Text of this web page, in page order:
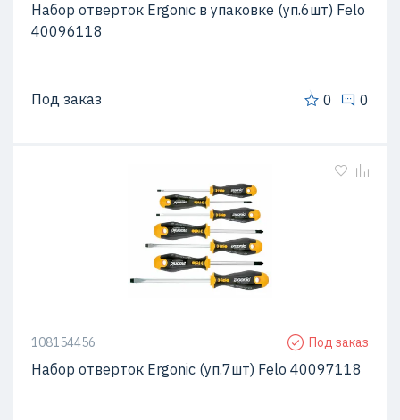
Набор отверток Ergonic в упаковке (уп.6шт) Felo
40096118
Под заказ 0 0
108154456 Под заказ
Набор отверток Ergonic (уп.7шт) Felo 40097118